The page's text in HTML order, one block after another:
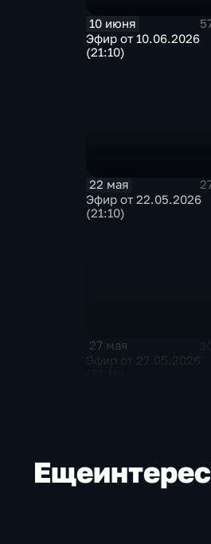
10 июня
Эфир от 10.06.2026
(21:10)
22 мая
Эфир от 22.05.2026
(21:10)
27 мая
Еще